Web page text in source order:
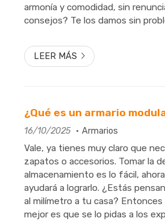
armonía y comodidad, sin
consejos? Te los damos sin
LEER MÁS
¿Qué es un armario
16/10/2025 Armarios
Vale, ya tienes muy claro que
zapatos o accesorios. Tomar la
almacenamiento es lo fácil,
ayudará a lograrlo. ¿Estás
al milímetro a tu casa? Entonces
mejor es que se lo pidas a los